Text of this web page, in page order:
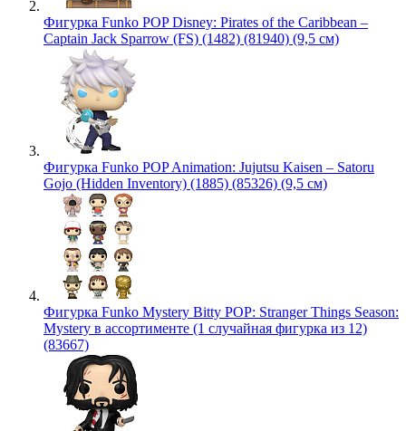
Фигурка Funko POP Disney: Pirates of the Caribbean –
Captain Jack Sparrow (FS) (1482) (81940) (9,5 см)
Фигурка Funko POP Animation: Jujutsu Kaisen – Satoru
Gojo (Hidden Inventory) (1885) (85326) (9,5 см)
Фигурка Funko Mystery Bitty POP: Stranger Things Season:
Mystery в ассортименте (1 случайная фигурка из 12)
(83667)